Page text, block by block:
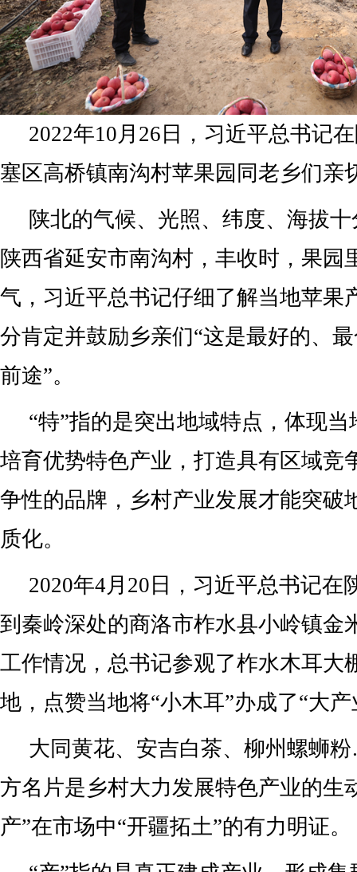
2022年10月26日，习近平总书记
塞区高桥镇南沟村苹果园同老乡们亲
陕北的气候、光照、纬度、海拔
陕西省延安市南沟村，丰收时，果园
气，习近平总书记仔细了解当地苹果
分肯定并鼓励乡亲们“这是最好的、
前途”。
“特”指的是突出地域特点，体现
培育优势特色产业，打造具有区域竞
争性的品牌，乡村产业发展才能突破
质化。
2020年4月20日，习近平总书记在
到秦岭深处的商洛市柞水县小岭镇金
工作情况，总书记参观了柞水木耳大
地，点赞当地将“小木耳”办成了“大产
大同黄花、安吉白茶、柳州螺蛳
方名片是乡村大力发展特色产业的生
产”在市场中“开疆拓土”的有力明证。